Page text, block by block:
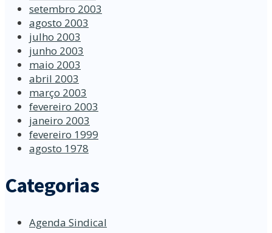
setembro 2003
agosto 2003
julho 2003
junho 2003
maio 2003
abril 2003
março 2003
fevereiro 2003
janeiro 2003
fevereiro 1999
agosto 1978
Categorias
Agenda Sindical